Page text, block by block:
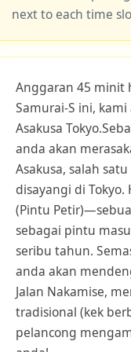
next to each time
Anggaran 45 minit
Samurai-S ini,
Asakusa
anda akan
Asakusa, salah
disayangi di
(Pintu
sebagai pintu
seribu tahun.
anda akan
Jalan Nakamise,
tradisional (kek
pelancong